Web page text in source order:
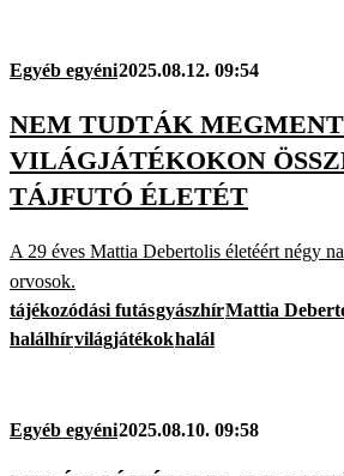
Egyéb egyéni2025.08.12. 09:54
NEM TUDTÁK
VILÁGJÁTÉKOKON
TÁJFUTÓ ÉLETÉT
A 29 éves Mattia Debertolis életéért négy
orvosok.
tájékozódási futásgyászhírMattia
halálhírvilágjátékokhalál
Egyéb egyéni2025.08.10. 09:58